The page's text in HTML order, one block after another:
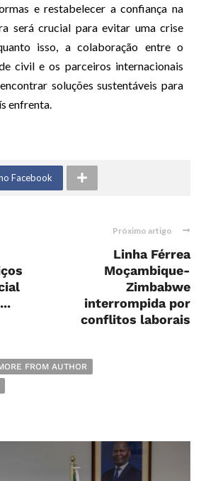
e restabelecer a confiança na
será crucial para evitar uma crise
isso, a colaboração entre o
civil e os parceiros internacionais
soluções sustentáveis para
enfrenta.
Facebook
Próximo artigo
Linha Férrea
Moçambique-
Zimbabwe
interrompida por
conflitos laborais
FROM AUTHOR